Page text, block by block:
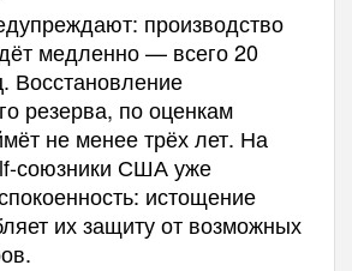
производство
медленно — всего 20
Восстановление
резерва, по оценкам
не менее трёх лет. На
союзники США уже
истощение
их защиту от возможных